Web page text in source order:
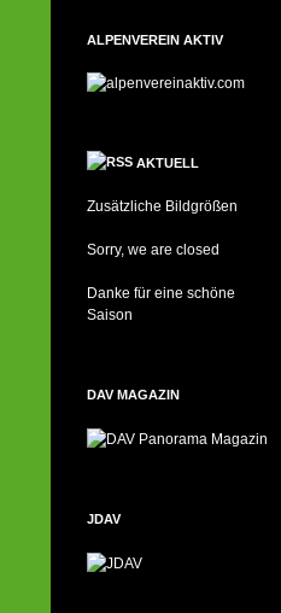
ALPENVEREIN AKTIV
AKTUELL
Zusätzliche Bildgrößen
Sorry, we are closed
Danke für eine schöne
Saison
DAV MAGAZIN
JDAV